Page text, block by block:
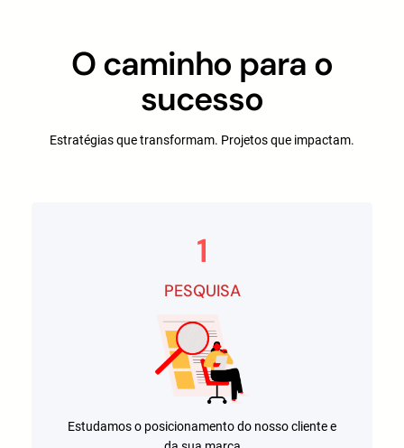
O caminho para o
sucesso
Estratégias que transformam. Projetos que impactam.
1
PESQUISA
Estudamos o posicionamento do nosso cliente e